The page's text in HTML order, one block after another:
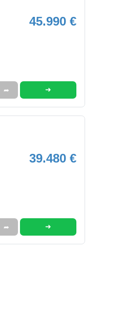
45.990 €
➦ ➜
39.480 €
➦ ➜